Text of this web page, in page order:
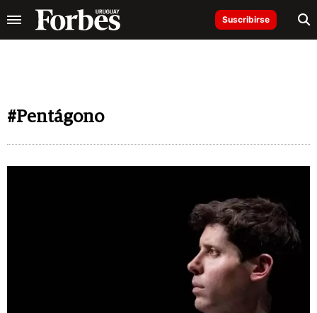
Suscribirse
#Pentágono